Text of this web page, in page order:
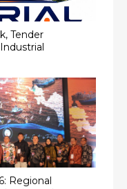
Tender
Regional